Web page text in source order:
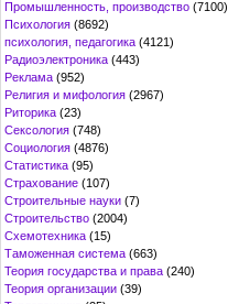
Промышленность, производство (7100)
Психология (8692)
психология, педагогика (4121)
Радиоэлектроника (443)
Реклама (952)
Религия и мифология (2967)
Риторика (23)
Сексология (748)
Социология (4876)
Статистика (95)
Страхование (107)
Строительные науки (7)
Строительство (2004)
Схемотехника (15)
Таможенная система (663)
Теория государства и права (240)
Теория организации (39)